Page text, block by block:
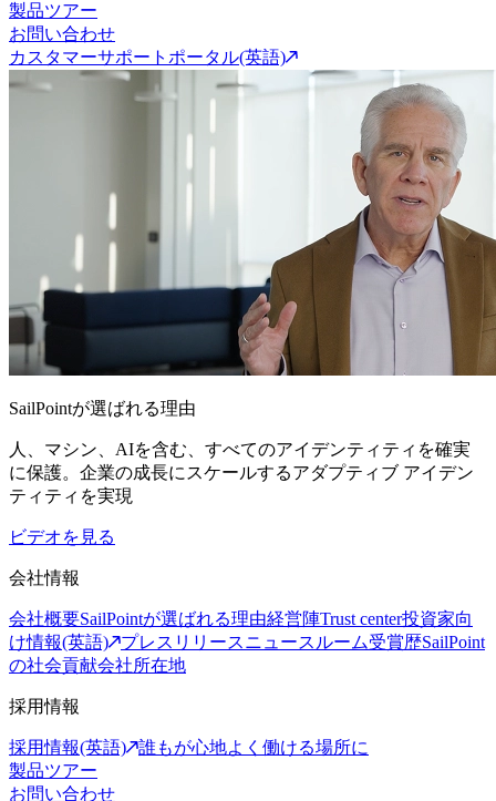
製品ツアー
お問い合わせ
カスタマーサポートポータル(英語)
SailPointが選ばれる理由
人、マシン、AIを含む、すべてのアイデンティティを確実
に保護。企業の成長にスケールするアダプティブ アイデン
ティティを実現
ビデオを見る
会社情報
会社概要SailPointが選ばれる理由経営陣Trust center投資家向
け情報(英語)
プレスリリースニュースルーム受賞歴SailPoint
の社会貢献会社所在地
採用情報
採用情報(英語)
誰もが心地よく働ける場所に
製品ツアー
お問い合わせ